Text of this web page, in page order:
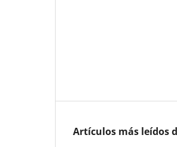
Artículos más leídos